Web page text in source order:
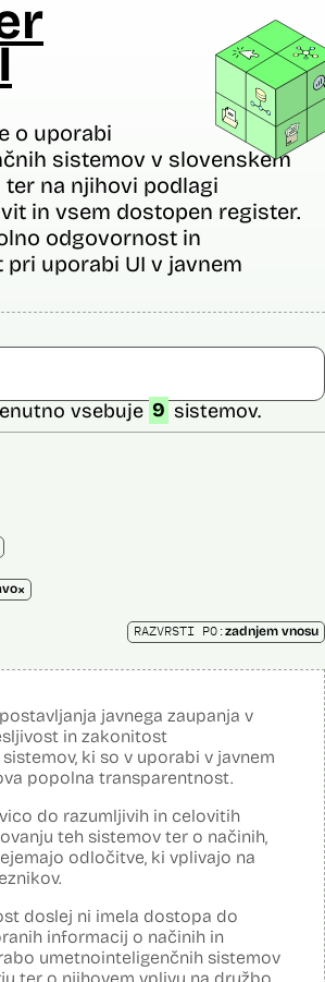
o uporabi
sistemov v slovenskem
na njihovi podlagi
in vsem dostopen register.
odgovornost in
uporabi UI v javnem
×
vsebuje 9 sistemov.
RAZVRSTI PO:zadnjem vnosu
javnega zaupanja v
in zakonitost
ki so v uporabi v javnem
popolna transparentnost.
do razumljivih in celovitih
teh sistemov ter o načinih,
odločitve, ki vplivajo na
doslej ni imela dostopa do
informacij o načinih in
umetnointeligenčnih sistemov